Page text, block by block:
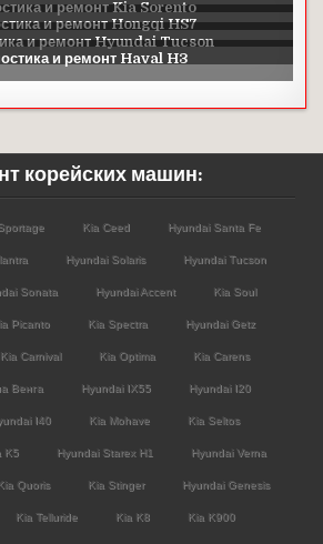
корейских машин:
Kia Ceed Hyundai Santa Fe
Hyundai Solaris Hyundai Tucson
Sonata Hyundai Accent Kia Soul
Picanto Kia Spectra Hyundai Getz
Kia Carnival Kia Optima Kia Carens
Венга Hyundai IX55 Hyundai I20
I40 Kia Mohave Kia Seltos
K5 Hyundai Starex H1 Hyundai Verna
Kia Quoris Kia Stinger Hyundai Genesis
Kia Telluride Kia K8 Kia K900